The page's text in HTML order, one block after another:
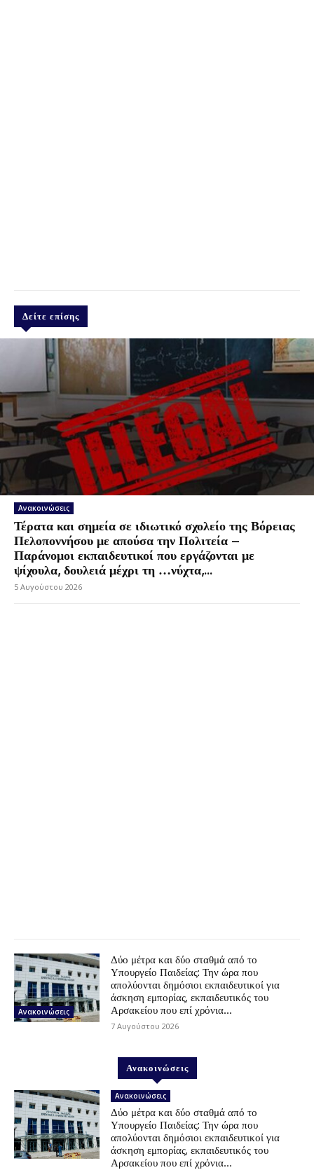
Δείτε επίσης
Ανακοινώσεις
Τέρατα και σημεία σε ιδιωτικό σχολείο της Βόρειας
Πελοποννήσου με απούσα την Πολιτεία –
Παράνομοι εκπαιδευτικοί που εργάζονται με
ψίχουλα, δουλειά μέχρι τη …νύχτα,...
5 Αυγούστου 2026
Ανακοινώσεις
Δύο μέτρα και δύο σταθμά από το
Υπουργείο Παιδείας: Την ώρα που
απολύονται δημόσιοι εκπαιδευτικοί για
άσκηση εμπορίας, εκπαιδευτικός του
Αρσακείου που επί χρόνια...
7 Αυγούστου 2026
Ανακοινώσεις
Ανακοινώσεις
Δύο μέτρα και δύο σταθμά από το
Υπουργείο Παιδείας: Την ώρα που
απολύονται δημόσιοι εκπαιδευτικοί για
άσκηση εμπορίας, εκπαιδευτικός του
Αρσακείου που επί χρόνια...